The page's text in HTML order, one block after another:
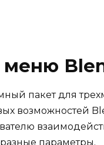
меню
пакет для
возможностей
параметры.